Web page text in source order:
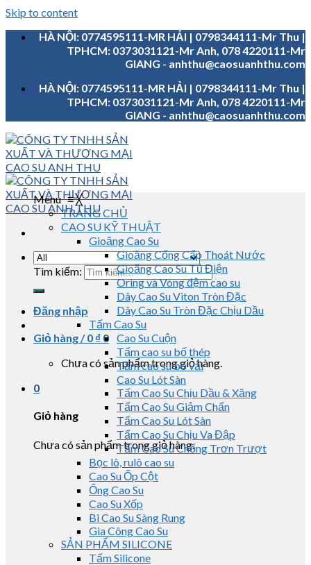
Skip to content
HÀ NỘI: 0774595111-MR HẢI | 0798344111-Mr Thu |
TPHCM: 0373031121-Mr Anh, 078 4220111-Mr
GIANG - anhthu@caosuanhthu.com
HÀ NỘI: 0774595111-MR HẢI | 0798344111-Mr Thu |
TPHCM: 0373031121-Mr Anh, 078 4220111-Mr
GIANG - anhthu@caosuanhthu.com
Tìm kiếm:
Đăng nhập
Giỏ hàng /0 ₫ 0
Chưa có sản phẩm trong giỏ hàng.
0
Giỏ hàng
Chưa có sản phẩm trong giỏ hàng.
Menu≡╳
TRANG CHỦ
CAO SU KỸ THUẬT
Gioăng Cao Su
Gioăng Cống Cấp Thoát Nước
Gioăng Cao Su Tủ Điện
Oring và Vòng đệm cao su
Dây Cao Su Viton Tròn Đặc
Dây Cao Su Tròn Đặc Chịu Dầu
Tấm Cao Su
Cao Su Cuộn
Tấm cao su bố thép
Tấm cao su bố vải
Cao Su Lót Sàn
Tấm Cao Su Chịu Dầu & Xăng
Tấm Cao Su Giảm Chấn
Tấm Cao Su Lót Sàn
Tấm Cao Su Chịu Va Đập
Tấm Cao Su Chống Trơn Trượt
Bọc lô, rulô cao su
Cao Su Ốp Cột
Ống Cao Su
Cao Su Xốp
Bi Cao Su Sàng Rung
Gia Công Cao Su
SẢN PHẨM SILICONE
Tấm Silicone